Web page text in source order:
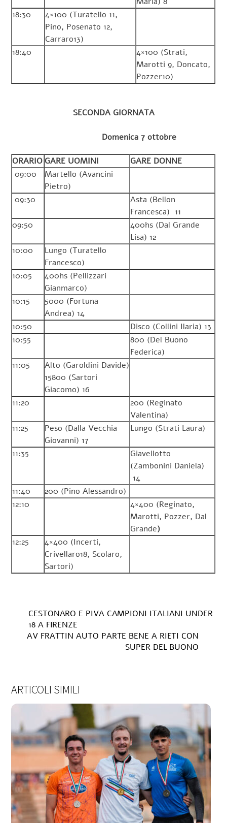
18:30
4×100 (Turatello 11,
Pino, Posenato 12,
Carraro13)
18:40
4×100 (Strati,
Marotti 9, Doncato,
Pozzer10)
SECONDA GIORNATA
Domenica 7 ottobre
ORARIO GARE UOMINI
GARE DONNE
09:00
Martello (Avancini
Pietro)
09:30
Asta (Bellon
Francesca) 11
09:50
400hs (Dal Grande
Lisa) 12
10:00
Lungo (Turatello
Francesco)
10:05
400hs (Pellizzari
Gianmarco)
10:15
5000 (Fortuna
Andrea) 14
10:50
Disco (Collini Ilaria) 13
10:55
800 (Del Buono
Federica)
11:05
Alto (Garoldini Davide)
15800 (Sartori
Giacomo) 16
11:20
200 (Reginato
Valentina)
11:25
Peso (Dalla Vecchia
Giovanni) 17
Lungo (Strati Laura)
11:35
Giavellotto
(Zambonini Daniela)
14
11:40
200 (Pino Alessandro)
12:10
4×400 (Reginato,
Marotti, Pozzer, Dal
Grande)
12:25
4×400 (Incerti,
Crivellaro18, Scolaro,
Sartori)
CESTONARO E PIVA CAMPIONI ITALIANI UNDER
18 A FIRENZE
AV FRATTIN AUTO PARTE BENE A RIETI CON
SUPER DEL BUONO
ARTICOLI SIMILI